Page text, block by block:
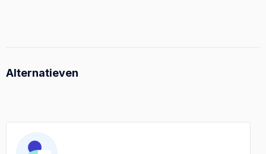
Alternatieven